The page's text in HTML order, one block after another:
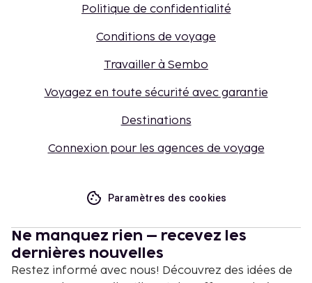
Politique de confidentialité
Conditions de voyage
Travailler à Sembo
Voyagez en toute sécurité avec garantie
Destinations
Connexion pour les agences de voyage
Paramètres des cookies
Ne manquez rien – recevez les
dernières nouvelles
Restez informé avec nous! Découvrez des idées de